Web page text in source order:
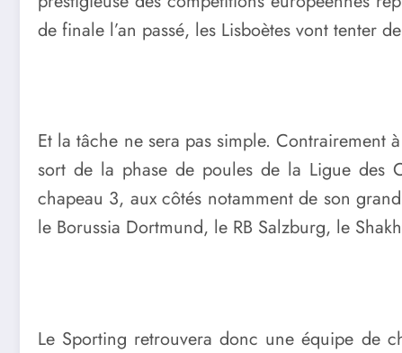
de finale l’an passé, les Lisboètes vont tenter
Et la tâche ne sera pas simple. Contrairement
sort de la phase de poules de la Ligue des
chapeau 3, aux côtés notamment de son
le Borussia Dortmund, le RB Salzburg, le
Le Sporting retrouvera donc une équipe de